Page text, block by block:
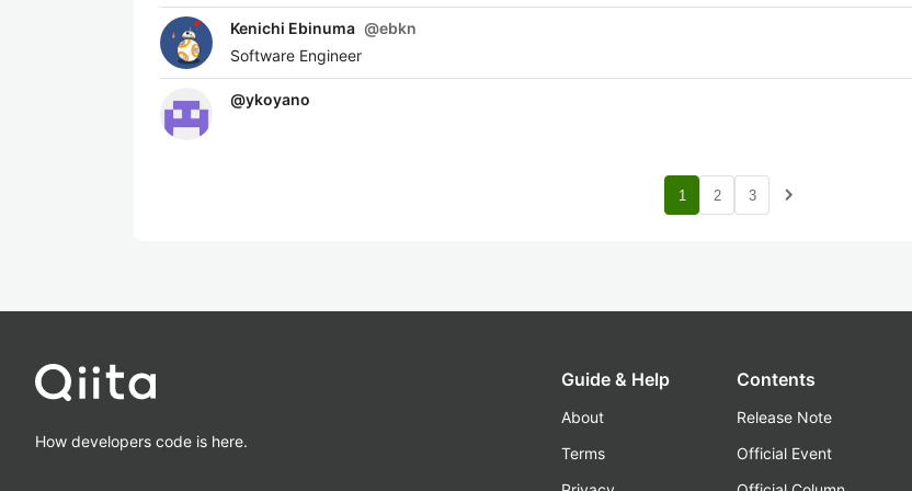
Kenichi Ebinuma @ebkn
Software Engineer
@ykoyano
1 2 3 navigate_next
How developers code is here.
Guide & Help
About
Terms
Contents
Release Note
Official Event